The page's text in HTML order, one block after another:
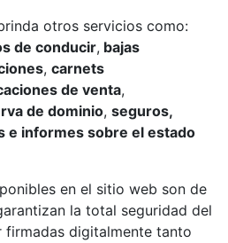
otros servicios como:
de conducir, bajas
, carnets
de venta,
de dominio, seguros,
e informes sobre el estado
en el sitio web son de
la total seguridad del
firmadas digitalmente tanto